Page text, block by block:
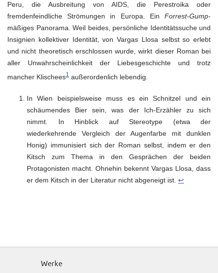
Peru, die Ausbreitung von AIDS, die Perestroika oder
fremdenfeindliche Strömungen in Europa. Ein Forrest-Gump-
mäßiges Panorama. Weil beides, persönliche Identitätssuche und
Insignien kollektiver Identität, von Vargas Llosa selbst so erlebt
und nicht theoretisch erschlossen wurde, wirkt dieser Roman bei
aller Unwahrscheinlichkeit der Liebesgeschichte und trotz
mancher Klischees1 außerordenlich lebendig.
In Wien beispielsweise muss es ein Schnitzel und ein
schäumendes Bier sein, was der Ich-Erzähler zu sich
nimmt. In Hinblick auf Stereotype (etwa der
wiederkehrende Vergleich der Augenfarbe mit dunklen
Honig) immunisiert sich der Roman selbst, indem er den
Kitsch zum Thema in den Gesprächen der beiden
Protagonisten macht. Ohnehin bekennt Vargas Llosa, dass
er dem Kitsch in der Literatur nicht abgeneigt ist. ↩︎
Werke